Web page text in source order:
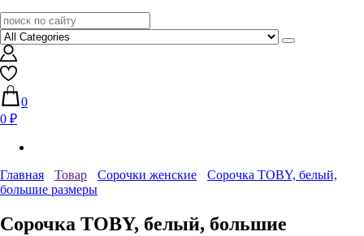
0
0 ₽
Главная Товар Сорочки женские
Сорочка TOBY, белый,
большие размеры
Сорочка TOBY, белый, большие